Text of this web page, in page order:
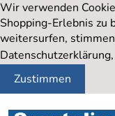
Wir verwenden
Shopping-Erlebnis zu
weitersurfen,
Zustimmen